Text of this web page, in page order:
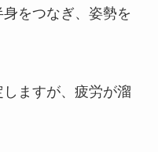
をつなぎ、姿勢を
ますが、疲労が溜